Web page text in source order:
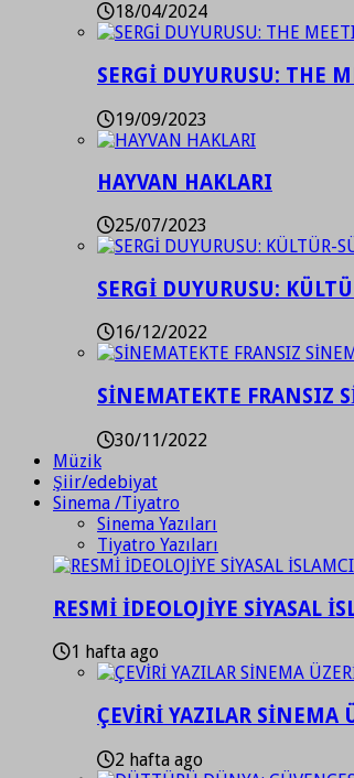
18/04/2024
SERGİ DUYURUSU: THE
19/09/2023
HAYVAN HAKLARI
25/07/2023
SERGİ DUYURUSU:
16/12/2022
SİNEMATEKTE FRANSIZ
30/11/2022
Müzik
Şiir/edebiyat
Sinema /Tiyatro
Sinema Yazıları
Tiyatro Yazıları
RESMİ İDEOLOJİYE SİYASAL
1 hafta ago
ÇEVİRİ YAZILAR SİNEMA
2 hafta ago